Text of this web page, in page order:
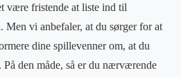
være fristende at liste ind til
Men vi anbefaler, at du sørger for at
dine spillevenner om, at du
På den måde, så er du nærværende